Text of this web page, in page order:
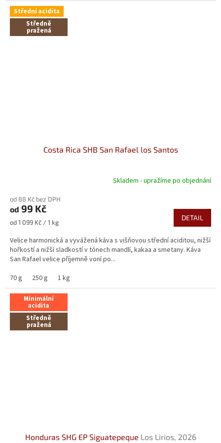
Střední acidita
Středně
pražená
Costa Rica SHB San Rafael los Santos
Skladem - upražíme po objednání
od 88 Kč bez DPH
od 99 Kč
Měrná
od 1 099 Kč / 1 kg
DETAIL
Velice harmonická a vyvážená káva s višňovou střední aciditou, nižší
hořkostí a nižší sladkostí v tónech mandlí, kakaa a smetany. Káva
San Rafael velice příjemně voní po...
70 g
250 g 1 kg
Minimální
acidita
Středně
pražená
Honduras SHG EP Siguatepeque Los Lirios, 2026